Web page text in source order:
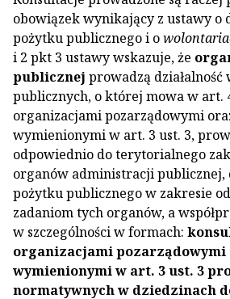
obowiązek wynikający z ustawy o
pożytku publicznego i o
i 2 pkt 3 ustawy wskazuje, że
publicznej prowadzą działalność
publicznych, o której mowa w art.
organizacjami pozarządowymi
wymienionymi w art. 3 ust. 3,
odpowiednio do terytorialnego
organów administracji publicznej,
pożytku publicznego w zakresie
zadaniom tych organów, a
w szczególności w formach:
organizacjami
wymienionymi w art. 3 ust. 3
normatywnych w dziedzinach